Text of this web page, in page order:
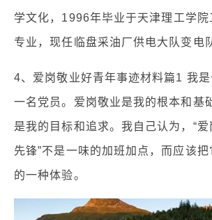
学文化，1996年毕业于天津理工学院
专业，现任临盘采油厂供电大队变电
4、爱岗敬业好青年事迹材料篇1 我
一名党员。爱岗敬业是我的根本和基
是我的目标和追求。我自己认为，“
先锋”不是一味的加班加点，而应该
的一种体验。